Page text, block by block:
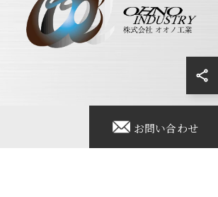
お問い合わせ